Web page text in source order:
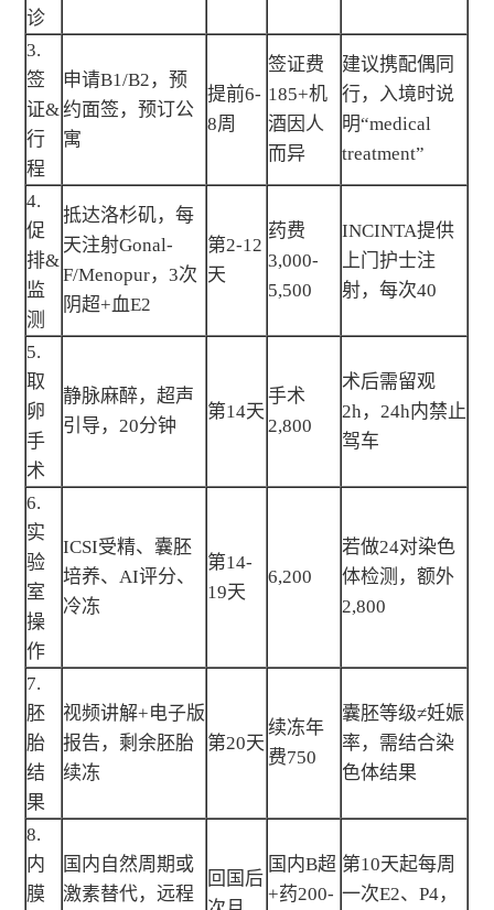
诊
3.
签
证&
行
程
申请B1/B2，预
约面签，预订公
寓
提前6-
8周
签证费
185+机
酒因人
而异
建议携配偶同
行，入境时说
明“medical
treatment”
4.
促
排&
监
测
抵达洛杉矶，每
天注射Gonal-
F/Menopur，3次
阴超+血E2
第2-12
天
药费
3,000-
5,500
INCINTA提供
上门护士注
射，每次40
5.
取
卵
手
术
静脉麻醉，超声
引导，20分钟
第14天
手术
2,800
术后需留观
2h，24h内禁止
驾车
6.
实
验
室
操
作
ICSI受精、囊胚
培养、AI评分、
冷冻
第14-
19天
6,200
若做24对染色
体检测，额外
2,800
7.
胚
胎
结
果
视频讲解+电子版
报告，剩余胚胎
续冻
第20天
续冻年
费750
囊胚等级≠妊娠
率，需结合染
色体结果
8.
内
膜
国内自然周期或
激素替代，远程
回国后
国内B超
+药200-
第10天起每周
一次E2、P4，